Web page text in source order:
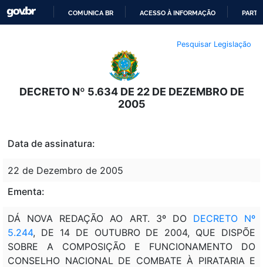
O
CONTEÚDO
COMUNICA BR ACESSO À INFORMAÇÃO
Pesquisar Legislação
DECRETO Nº 5.634 DE 22 DE DEZEMBRO DE
2005
Data de assinatura:
22 de Dezembro de 2005
Ementa:
DÁ NOVA REDAÇÃO AO ART. 3º DO DECRETO Nº
5.244, DE 14 DE OUTUBRO DE 2004, QUE DISPÕE
SOBRE A COMPOSIÇÃO E FUNCIONAMENTO DO
CONSELHO NACIONAL DE COMBATE À PIRATARIA E